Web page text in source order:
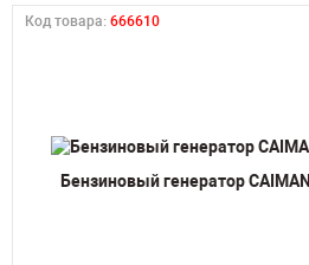
Код товара: 666610
Бензиновый генератор